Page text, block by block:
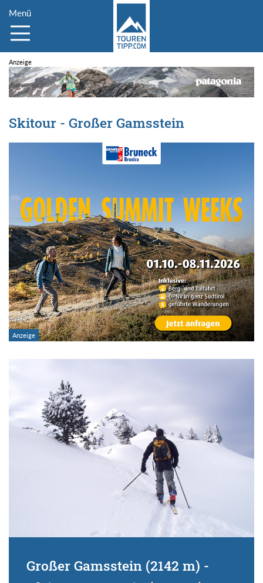
Menü
Skitour - Großer Gamsstein
Großer Gamsstein (2142 m) -